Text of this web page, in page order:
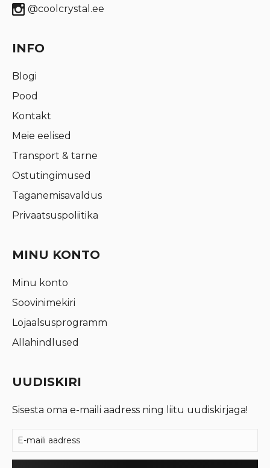
@coolcrystal.ee
INFO
Blogi
Pood
Kontakt
Meie eelised
Transport & tarne
Ostutingimused
Taganemisavaldus
Privaatsuspoliitika
MINU KONTO
Minu konto
Soovinimekiri
Lojaalsusprogramm
Allahindlused
UUDISKIRI
Sisesta oma e-maili aadress ning liitu uudiskirjaga!